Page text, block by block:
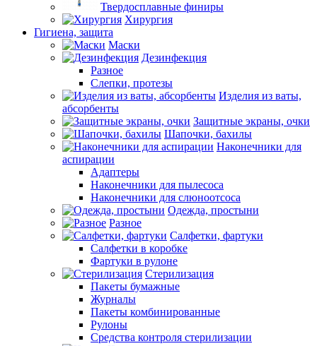
Твердосплавные финиры
Хирургия
Гигиена, защита
Маски
Дезинфекция
Разное
Слепки, протезы
Изделия из ваты,
абсорбенты
Защитные экраны, очки
Шапочки, бахилы
Наконечники для
аспирации
Адаптеры
Наконечники для пылесоса
Наконечники для слюноотсоса
Одежда, простыни
Разное
Салфетки, фартуки
Салфетки в коробке
Фартуки в рулоне
Стерилизация
Пакеты бумажные
Журналы
Пакеты комбинированные
Рулоны
Средства контроля стерилизации